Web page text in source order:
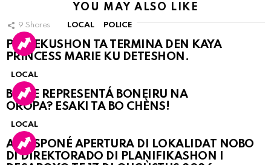
YOU MAY ALSO LIKE
9 Shares LOCAL POLICE
PERSEKUSHON TA TERMINA DEN KAYA
PRINCESS MARIE KU DETESHON.
LOCAL
BO KE REPRESENTÁ BONEIRU NA
OROPA? ESAKI TA BO CHÈNS!
LOCAL
A POSPONÉ APERTURA DI LOKALIDAT NOBO
DI DIREKTORADO DI PLANIFIKASHON I